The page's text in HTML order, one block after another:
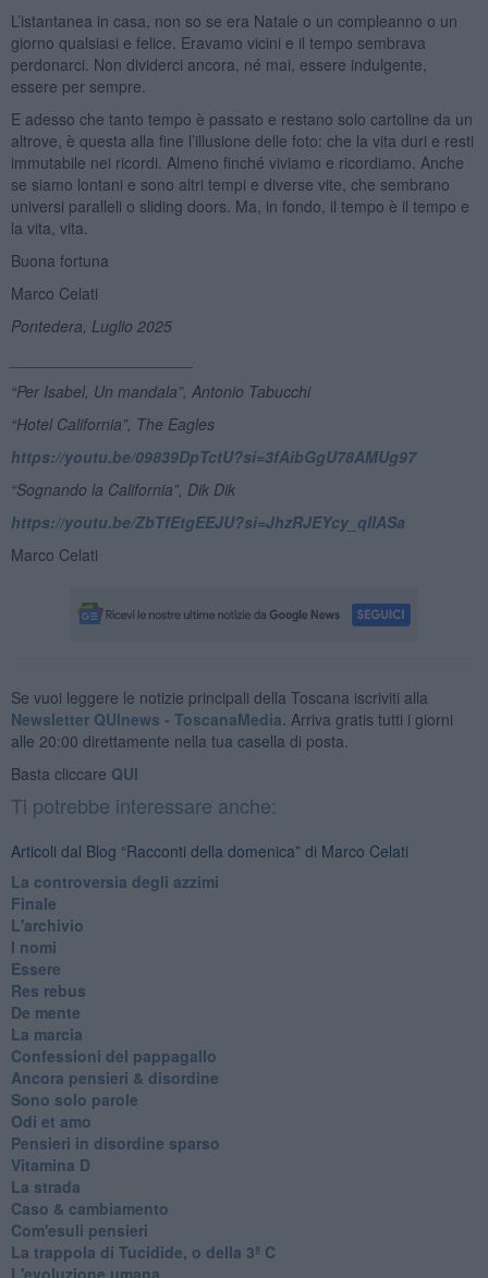
L’istantanea in casa, non so se era Natale o un compleanno o un
giorno qualsiasi e felice. Eravamo vicini e il tempo sembrava
perdonarci. Non dividerci ancora, né mai, essere indulgente,
essere per sempre.
E adesso che tanto tempo è passato e restano solo cartoline da un
altrove, è questa alla fine l’illusione delle foto: che la vita duri e resti
immutabile nei ricordi. Almeno finché viviamo e ricordiamo. Anche
se siamo lontani e sono altri tempi e diverse vite, che sembrano
universi paralleli o sliding doors. Ma, in fondo, il tempo è il tempo e
la vita, vita.
Buona fortuna
Marco Celati
Pontedera, Luglio 2025
“Per Isabel, Un mandala”, Antonio Tabucchi
“Hotel California”, The Eagles
https://youtu.be/09839DpTctU?si=3fAibGgU78AMUg97
“Sognando la California”, Dik Dik
https://youtu.be/ZbTfEtgEEJU?si=JhzRJEYcy_qIIASa
Marco Celati
Se vuoi leggere le notizie principali della Toscana iscriviti alla
Newsletter QUInews - ToscanaMedia. Arriva gratis tutti i giorni
alle 20:00 direttamente nella tua casella di posta.
Basta cliccare QUI
Ti potrebbe interessare anche:
Articoli dal Blog “Racconti della domenica” di Marco Celati
La controversia degli azzimi
Finale
L'archivio
I nomi
Essere
Res rebus
De mente
La marcia
Confessioni del pappagallo
Ancora pensieri & disordine
Sono solo parole
Odi et amo
Pensieri in disordine sparso
Vitamina D
La strada
Caso & cambiamento
Com'esuli pensieri
La trappola di Tucidide, o della 3ª C
L'evoluzione umana